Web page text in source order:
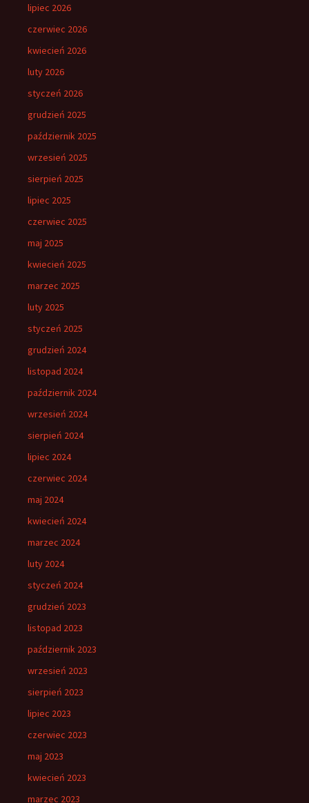
lipiec 2026
czerwiec 2026
kwiecień 2026
luty 2026
styczeń 2026
grudzień 2025
październik 2025
wrzesień 2025
sierpień 2025
lipiec 2025
czerwiec 2025
maj 2025
kwiecień 2025
marzec 2025
luty 2025
styczeń 2025
grudzień 2024
listopad 2024
październik 2024
wrzesień 2024
sierpień 2024
lipiec 2024
czerwiec 2024
maj 2024
kwiecień 2024
marzec 2024
luty 2024
styczeń 2024
grudzień 2023
listopad 2023
październik 2023
wrzesień 2023
sierpień 2023
lipiec 2023
czerwiec 2023
maj 2023
kwiecień 2023
marzec 2023